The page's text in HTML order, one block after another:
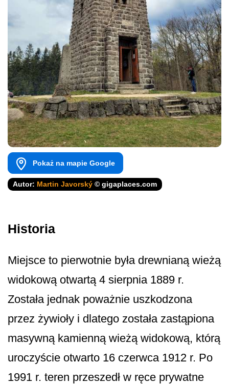
Pokaż na mapie Google
Autor: Martin Javorský © gigaplaces.com
Historia
Miejsce to pierwotnie była drewnianą wieżą
widokową otwartą 4 sierpnia 1889 r.
Została jednak poważnie uszkodzona
przez żywioły i dlatego została zastąpiona
masywną kamienną wieżą widokową, którą
uroczyście otwarto 16 czerwca 1912 r. Po
1991 r. teren przeszedł w ręce prywatne